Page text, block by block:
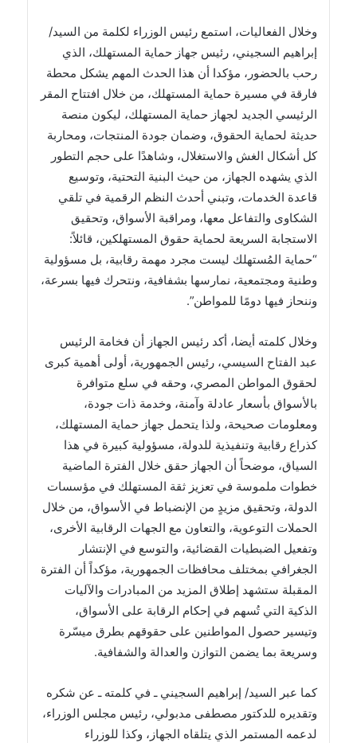
وخلال الفعاليات، استمع رئيس الوزراء لكلمة من السيد/
إبراهيم السجيني، رئيس جهاز حماية المستهلك، الذي
رحب بالحضور، مؤكدا أن هذا الحدث المهم يشكل محطة
فارقة في مسيرة حماية المستهلك، من خلال افتتاح المقر
الرئيسي الجديد لجهاز حماية المستهلك، ليكون منصة
حديثة لحماية الحقوق، وضمان جودة المنتجات، ومحاربة
كل أشكال الغش والاستغلال، وشاهدًا على حجم التطور
الذي يشهده الجهاز، من حيث البنية التحتية، وتوسيع
قاعدة الخدمات، وتبني أحدث النظم الرقمية في تلقي
الشكاوى والتفاعل معها، ومراقبة الأسواق، وتحقيق
الاستجابة السريعة لحماية حقوق المستهلكين، قائلاً:
“حماية المُستهلك ليست مجرد مهمة رقابية، بل مسؤولية
وطنية ومجتمعية، نمارسها بشفافية، ونتحرك فيها بسرعة،
وننحاز فيها دومًا للمواطن”.
وخلال كلمته أيضا، أكد رئيس الجهاز أن فخامة الرئيس
عبد الفتاح السيسي، رئيس الجمهورية، أولى أهمية كبرى
لحقوق المواطن المصري، وحقه في سلع متوافرة
بالأسواق بأسعار عادلة وآمنة، وخدمة ذات جودة،
ومعلومات صحيحة، ولذا يتحمل جهاز حماية المستهلك،
كذراع رقابية وتنفيذية للدولة، مسؤولية كبيرة في هذا
السياق، موضحاً أن الجهاز حقق خلال الفترة الماضية
خطوات ملموسة في تعزيز ثقة المستهلك في مؤسسات
الدولة، وتحقيق مزيدٍ من الإنضباط في الأسواق، من خلال
الحملات التوعوية، والتعاون مع الجهات الرقابية الأخرى،
وتفعيل الضبطيات القضائية، والتوسع في الإنتشار
الجغرافي بمختلف محافظات الجمهورية، مؤكداً أن الفترة
المقبلة ستشهد إطلاق المزيد من المبادرات والآليات
الذكية التي تُسهم في إحكام الرقابة على الأسواق،
وتيسير حصول المواطنين على حقوقهم بطرق ميسّرة
وسريعة بما يضمن التوازن والعدالة والشفافية.
كما عبر السيد/ إبراهيم السجيني ـ في كلمته ـ عن شكره
وتقديره للدكتور مصطفى مدبولي، رئيس مجلس الوزراء،
لدعمه المستمر الذي يتلقاه الجهاز، وكذا للوزراء